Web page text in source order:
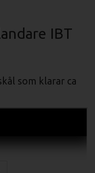
IBT
som klarar ca